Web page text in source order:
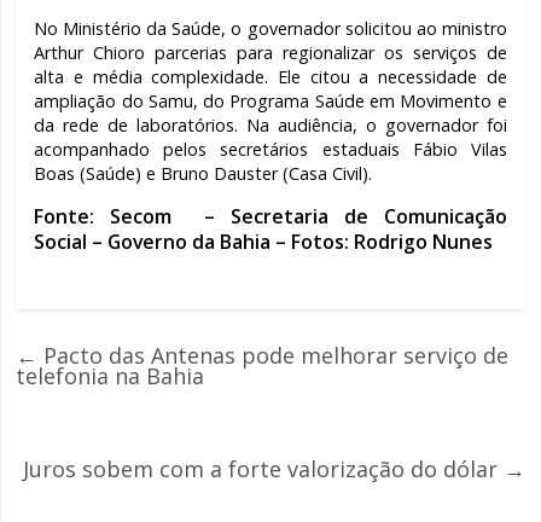
No Ministério da Saúde, o governador solicitou ao ministro
Arthur Chioro parcerias para regionalizar os serviços de
alta e média complexidade. Ele citou a necessidade de
ampliação do Samu, do Programa Saúde em Movimento e
da rede de laboratórios. Na audiência, o governador foi
acompanhado pelos secretários estaduais Fábio Vilas
Boas (Saúde) e Bruno Dauster (Casa Civil).
Fonte: Secom
– Secretaria de Comunicação
Social – Governo da Bahia – Fotos: Rodrigo Nunes
← Pacto das Antenas pode melhorar serviço de
telefonia na Bahia
Juros sobem com a forte valorização do dólar →